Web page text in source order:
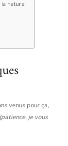
la nature
venus pour ça,
(patience, je vous